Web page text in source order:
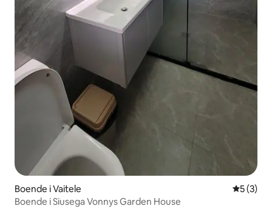
Boende i Vaitele 5 av 5 i
5 (3)
Boende i Siusega Vonnys Garden House